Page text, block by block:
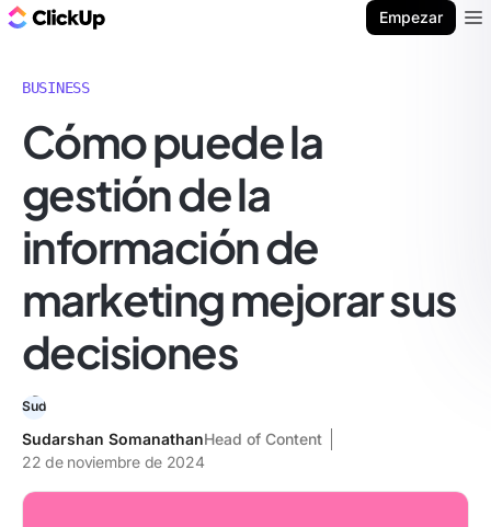
Empezar
BUSINESS
Cómo puede la
gestión de la
información de
marketing mejorar sus
decisiones
Sudarshan SomanathanHead of Content
22 de noviembre de 2024